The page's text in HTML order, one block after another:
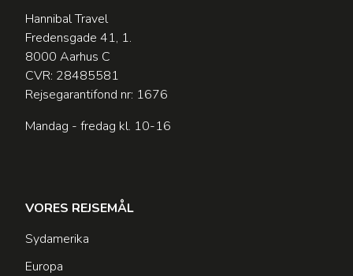
Hannibal Travel
Fredensgade 41, 1.
8000 Aarhus C
CVR: 28485581
Rejsegarantifond nr: 1676
Mandag - fredag kl. 10-16
VORES REJSEMÅL
Sydamerika
Europa